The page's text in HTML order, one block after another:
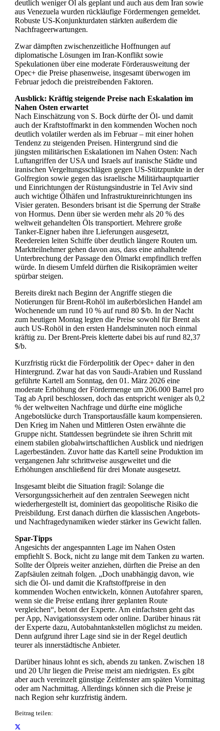
deutlich weniger Öl als geplant und auch aus dem Iran sowie
aus Venezuela wurden rückläufige Fördermengen gemeldet.
Robuste US-Konjunkturdaten stärkten außerdem die
Nachfrageerwartungen.
Zwar dämpften zwischenzeitliche Hoffnungen auf
diplomatische Lösungen im Iran-Konflikt sowie
Spekulationen über eine moderate Förderausweitung der
Opec+ die Preise phasenweise, insgesamt überwogen im
Februar jedoch die preistreibenden Faktoren.
Ausblick: Kräftig steigende Preise nach Eskalation im
Nahen Osten erwartet
Nach Einschätzung von S. Bock dürfte der Öl- und damit
auch der Kraftstoffmarkt in den kommenden Wochen noch
deutlich volatiler werden als im Februar – mit einer hohen
Tendenz zu steigenden Preisen. Hintergrund sind die
jüngsten militärischen Eskalationen im Nahen Osten: Nach
Luftangriffen der USA und Israels auf iranische Städte und
iranischen Vergeltungsschlägen gegen US-Stützpunkte in der
Golfregion sowie gegen das israelische Militärhauptquartier
und Einrichtungen der Rüstungsindustrie in Tel Aviv sind
auch wichtige Ölhäfen und Infrastruktureinrichtungen ins
Visier geraten. Besonders brisant ist die Sperrung der Straße
von Hormus. Denn über sie werden mehr als 20 % des
weltweit gehandelten Öls transportiert. Mehrere große
Tanker-Eigner haben ihre Lieferungen ausgesetzt,
Reedereien leiten Schiffe über deutlich längere Routen um.
Marktteilnehmer gehen davon aus, dass eine anhaltende
Unterbrechung der Passage den Ölmarkt empfindlich treffen
würde. In diesem Umfeld dürften die Risikoprämien weiter
spürbar steigen.
Bereits direkt nach Beginn der Angriffe stiegen die
Notierungen für Brent-Rohöl im außerbörslichen Handel am
Wochenende um rund 10 % auf rund 80 $/b. In der Nacht
zum heutigen Montag legten die Preise sowohl für Brent als
auch US-Rohöl in den ersten Handelsminuten noch einmal
kräftig zu. Der Brent-Preis kletterte dabei bis auf rund 82,37
$/b.
Kurzfristig rückt die Förderpolitik der Opec+ daher in den
Hintergrund. Zwar hat das von Saudi-Arabien und Russland
geführte Kartell am Sonntag, den 01. März 2026 eine
moderate Erhöhung der Fördermenge um 206.000 Barrel pro
Tag ab April beschlossen, doch das entspricht weniger als 0,2
% der weltweiten Nachfrage und dürfte eine mögliche
Angebotslücke durch Transportausfälle kaum kompensieren.
Den Krieg im Nahen und Mittleren Osten erwähnte die
Gruppe nicht. Stattdessen begründete sie ihren Schritt mit
einem stabilen globalwirtschaftlichen Ausblick und niedrigen
Lagerbeständen. Zuvor hatte das Kartell seine Produktion im
vergangenen Jahr schrittweise ausgeweitet und die
Erhöhungen anschließend für drei Monate ausgesetzt.
Insgesamt bleibt die Situation fragil: Solange die
Versorgungssicherheit auf den zentralen Seewegen nicht
wiederhergestellt ist, dominiert das geopolitische Risiko die
Preisbildung. Erst danach dürften die klassischen Angebots-
und Nachfragedynamiken wieder stärker ins Gewicht fallen.
Spar-Tipps
Angesichts der angespannten Lage im Nahen Osten
empfiehlt S. Bock, nicht zu lange mit dem Tanken zu warten.
Sollte der Ölpreis weiter anziehen, dürften die Preise an den
Zapfsäulen zeitnah folgen. „Doch unabhängig davon, wie
sich die Öl- und damit die Kraftstoffpreise in den
kommenden Wochen entwickeln, können Autofahrer sparen,
wenn sie die Preise entlang ihrer geplanten Route
vergleichen“, betont der Experte. Am einfachsten geht das
per App, Navigationssystem oder online. Darüber hinaus rät
der Experte dazu, Autobahntankstellen möglichst zu meiden.
Denn aufgrund ihrer Lage sind sie in der Regel deutlich
teurer als innerstädtische Anbieter.
Darüber hinaus lohnt es sich, abends zu tanken. Zwischen 18
und 20 Uhr liegen die Preise meist am niedrigsten. Es gibt
aber auch vereinzelt günstige Zeitfenster am späten Vormittag
oder am Nachmittag. Allerdings können sich die Preise je
nach Region sehr kurzfristig ändern.
Beitrag teilen: